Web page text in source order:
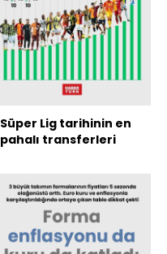
Süper Lig tarihinin en
pahalı transferleri